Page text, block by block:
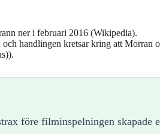
ner i februari 2016 (Wikipedia).
handlingen kretsar kring att Morran
).
före filminspelningen